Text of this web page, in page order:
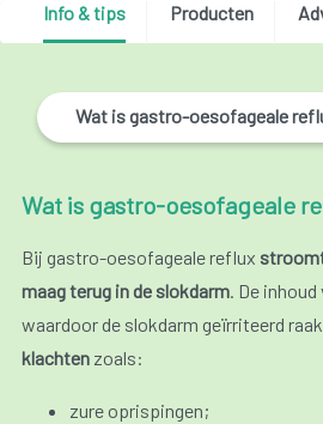
Info & tips Producten
Wat is gastro-oesofageale
Wat is gastro-oesofageale
Bij gastro-oesofageale reflux
maag terug in de slokdarm. De inhoud
waardoor de slokdarm geïrriteerd
klachtenzoals:
zure oprispingen;